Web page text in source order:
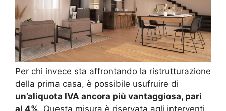
Per chi invece sta affrontando la ristrutturazione
della prima casa, è possibile usufruire di
un’aliquota IVA ancora più vantaggiosa, pari